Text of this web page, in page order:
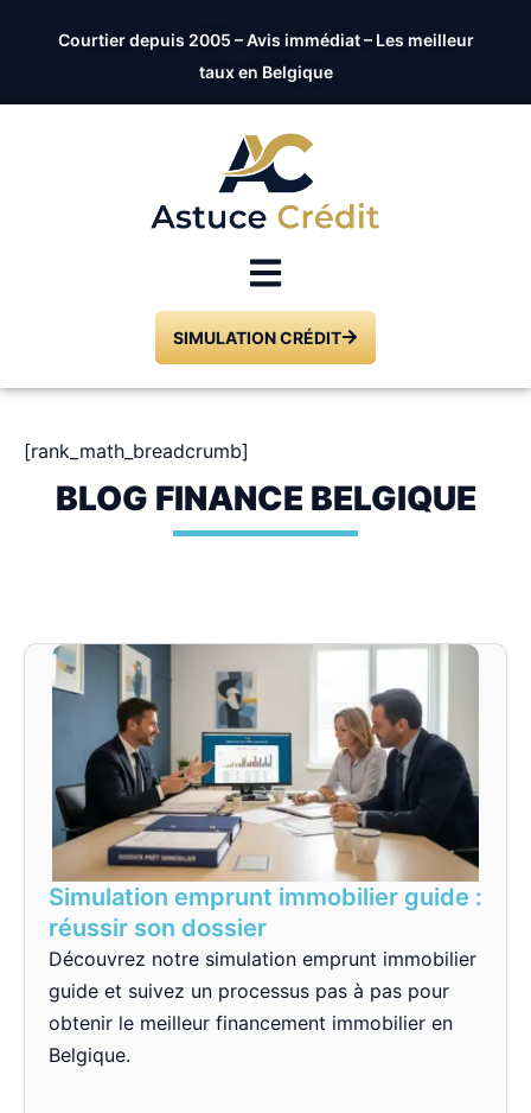
Courtier depuis 2005 – Avis immédiat – Les meilleur
taux en Belgique
SIMULATION CRÉDIT
[rank_math_breadcrumb]
BLOG FINANCE BELGIQUE
Simulation emprunt immobilier guide :
réussir son dossier
Découvrez notre simulation emprunt immobilier
guide et suivez un processus pas à pas pour
obtenir le meilleur financement immobilier en
Belgique.